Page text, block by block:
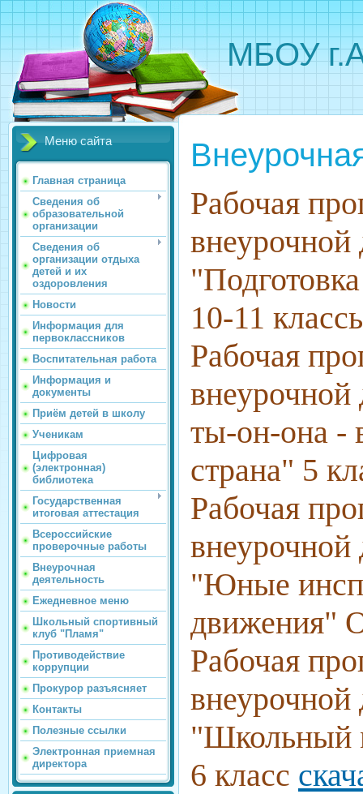
МБОУ
Меню сайта
Главная страница
Сведения об
образовательной
организации
Сведения об
организации отдыха
детей и их
оздоровления
Новости
Информация для
первоклассников
Воспитательная работа
Информация и
документы
Приём детей в школу
Ученикам
Цифровая
(электронная)
библиотека
Государственная
итоговая аттестация
Всероссийские
проверочные работы
Внеурочная
деятельность
Ежедневное меню
Школьный спортивный
клуб "Пламя"
Противодействие
коррупции
Прокурор разъясняет
Контакты
Полезные ссылки
Электронная приемная
директора
Рабочая
внеурочной
10-11
Рабочая
внеурочной
ты-он-она -
страна" 5
Рабочая
внеурочной
"Юные
Рабочая
внеурочной
"Школьный
6 класс